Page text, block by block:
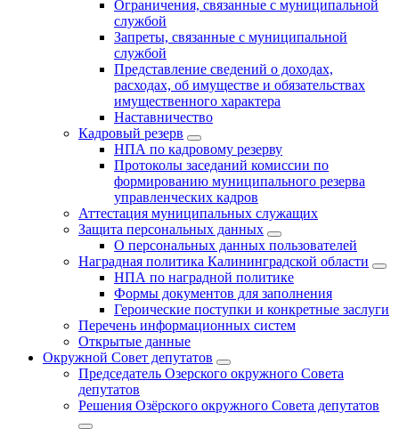
Ограничения, связанные с муниципальной
службой
Запреты, связанные с муниципальной
службой
Представление сведений о доходах,
расходах, об имуществе и обязательствах
имущественного характера
Наставничество
Кадровый резерв
НПА по кадровому резерву
Протоколы заседаний комиссии по
формированию муниципального резерва
управленческих кадров
Аттестация муниципальных служащих
Защита персональных данных
О персональных данных пользователей
Наградная политика Калининградской области
НПА по наградной политике
Формы документов для заполнения
Героические поступки и конкретные заслуги
Перечень информационных систем
Открытые данные
Окружной Совет депутатов
Председатель Озерского окружного Совета
депутатов
Решения Озёрского окружного Совета депутатов